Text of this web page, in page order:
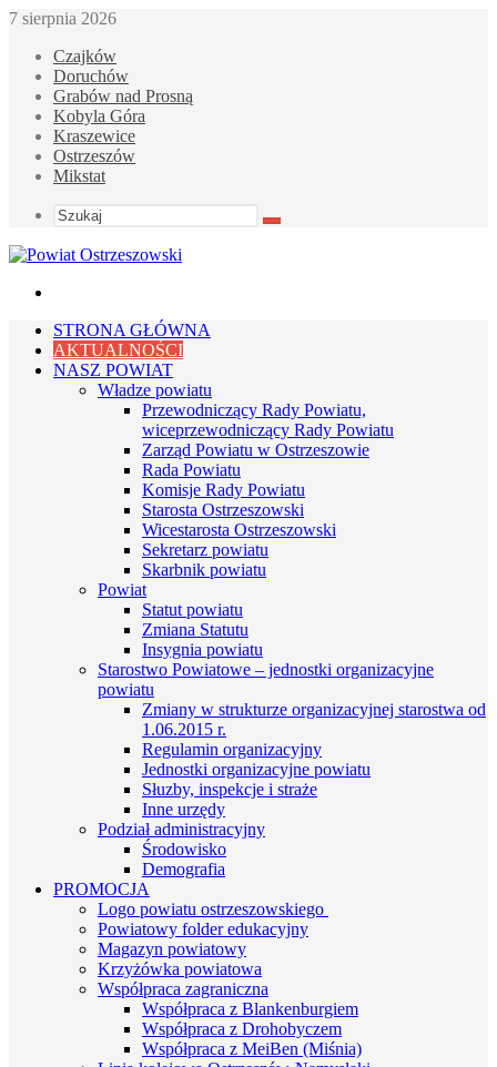
7 sierpnia 2026
Czajków
Doruchów
Grabów nad Prosną
Kobyla Góra
Kraszewice
Ostrzeszów
Mikstat
Szukaj
STRONA GŁÓWNA
AKTUALNOŚCI
NASZ POWIAT
Władze powiatu
Przewodniczący Rady Powiatu,
wiceprzewodniczący Rady Powiatu
Zarząd Powiatu w Ostrzeszowie
Rada Powiatu
Komisje Rady Powiatu
Starosta Ostrzeszowski
Wicestarosta Ostrzeszowski
Sekretarz powiatu
Skarbnik powiatu
Powiat
Statut powiatu
Zmiana Statutu
Insygnia powiatu
Starostwo Powiatowe – jednostki organizacyjne
powiatu
Zmiany w strukturze organizacyjnej starostwa od
1.06.2015 r.
Regulamin organizacyjny
Jednostki organizacyjne powiatu
Słuzby, inspekcje i straże
Inne urzędy
Podział administracyjny
Środowisko
Demografia
PROMOCJA
Logo powiatu ostrzeszowskiego
Powiatowy folder edukacyjny
Magazyn powiatowy
Krzyżówka powiatowa
Współpraca zagraniczna
Współpraca z Blankenburgiem
Współpraca z Drohobyczem
Współpraca z MeiBen (Miśnia)